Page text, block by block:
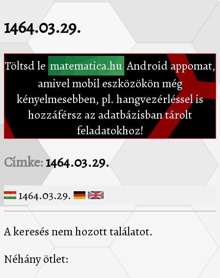
1464.03.29.
Töltsd le matematica.hu Android appomat,
amivel mobil eszközökön még
kényelmesebben, pl. hangvezérléssel is
hozzáférsz az adatbázisban tárolt
feladatokhoz!
Címke:1464.03.29.
1464.03.29.
A keresés nem hozott találatot.
Néhány ötlet: